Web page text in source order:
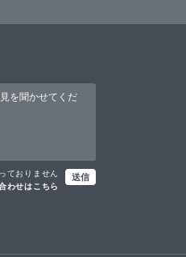
ておりません
わせはこちら
送信